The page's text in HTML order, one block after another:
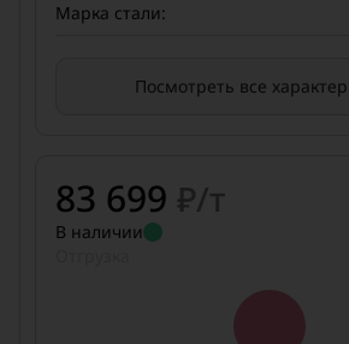
Марка стали:
Посмотреть все
83 699 ₽/т
В наличии